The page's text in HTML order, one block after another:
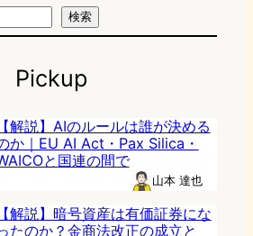
検索
Pickup
【解説】AIのルールは誰が決める
か｜EU AI Act・Pax Silica・
と国連の間で
山本 達也
【解説】暗号資産は有価証券にな
たのか？金商法改正の成立と